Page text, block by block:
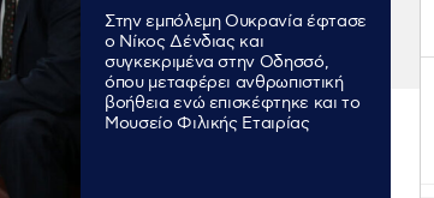
Στην εμπόλεμη Ουκρανία έφτασε
ο Νίκος Δένδιας και
συγκεκριμένα στην Οδησσό,
όπου μεταφέρει ανθρωπιστική
βοήθεια ενώ επισκέφτηκε και το
Μουσείο Φιλικής Εταιρίας